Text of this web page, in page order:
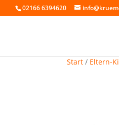
02166 6394620
Start / Eltern-